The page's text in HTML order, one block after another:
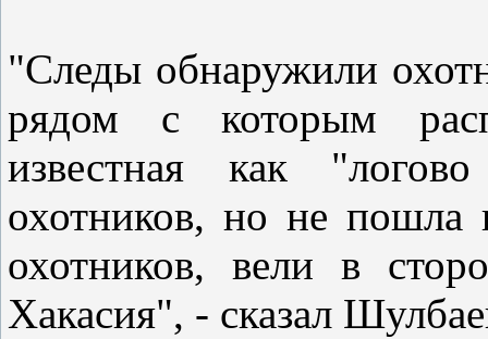
"Следы обнаружили
рядом с которым
известная как
охотников, но не
охотников, вели в
Хакасия", - сказал